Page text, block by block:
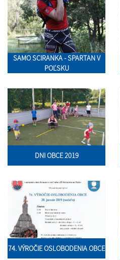
SAMO SCIRANKA - SPARTAN V
POĽSKU
DNI OBCE 2019
74. VÝROČIE OSLOBODENIA OBCE